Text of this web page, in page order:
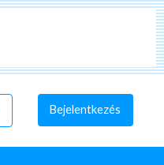
Bejelentkezés